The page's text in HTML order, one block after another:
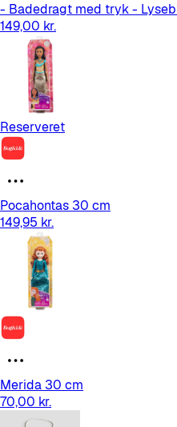
- Badedragt med tryk -
149,00 kr.
Reserveret
Pocahontas 30 cm
149,95 kr.
Merida 30 cm
70,00 kr.